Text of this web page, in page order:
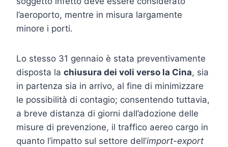
l’aeroporto, mentre in misura largamente
minore i porti.
Lo stesso 31 gennaio è stata preventivamente
disposta la chiusura dei voli verso la Cina, sia
in partenza sia in arrivo, al fine di minimizzare
le possibilità di contagio; consentendo tuttavia,
a breve distanza di giorni dall’adozione delle
misure di prevenzione, il traffico aereo cargo in
quanto l’impatto sul settore dell’import-export